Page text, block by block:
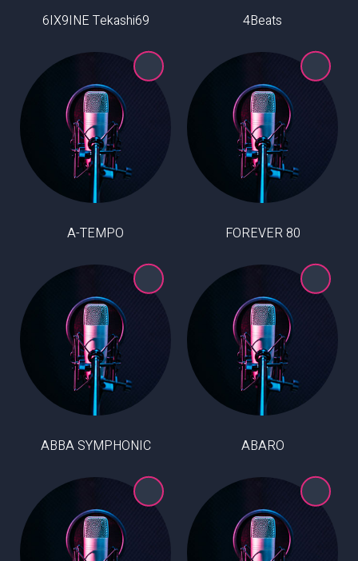
4Beats
6IX9INE Tekashi69
80 FOREVER
A-TEMPO
ABARO
ABBA SYMPHONIC